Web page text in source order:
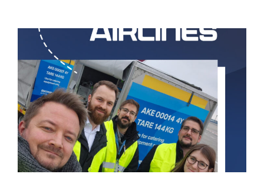
Live-Einsatz auf dem Rollfeld ✈️ –
Besuch bei Discover Airlines